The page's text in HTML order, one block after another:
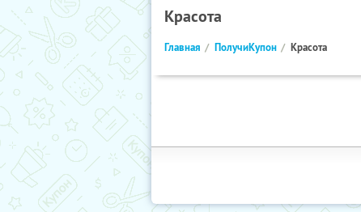
Красота
Главная ПолучиКупон Красота